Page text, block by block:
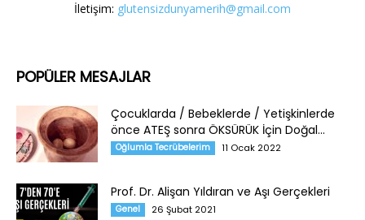
İletişim: glutensizdunyamerih@gmail.com
POPÜLER MESAJLAR
Çocuklarda / Bebeklerde / Yetişkinlerde
önce ATEŞ sonra ÖKSÜRÜK İçin Doğal...
Oğlumla Tecrübelerim 11 Ocak 2022
Prof. Dr. Alişan Yıldıran ve Aşı Gerçekleri
Genel 26 Şubat 2021